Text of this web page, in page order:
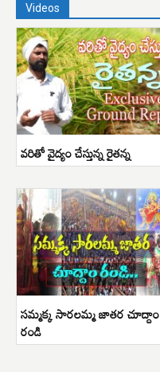
Videos
వరితో వైద్యం చేస్తున్న రైతన్న
సమ్మక్క సారలమ్మ జాతర చూద్దాం
రండి